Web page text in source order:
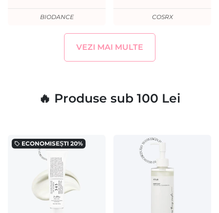
BIODANCE COSRX
VEZI MAI MULTE
🔥 Produse sub 100 Lei
local_offer ECONOMISEȘTI 20%